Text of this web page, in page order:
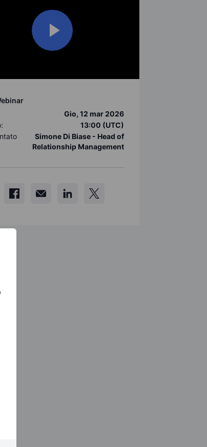
Gio, 12 mar 2026
13:00 (UTC)
Simone Di Biase - Head of
Relationship Management